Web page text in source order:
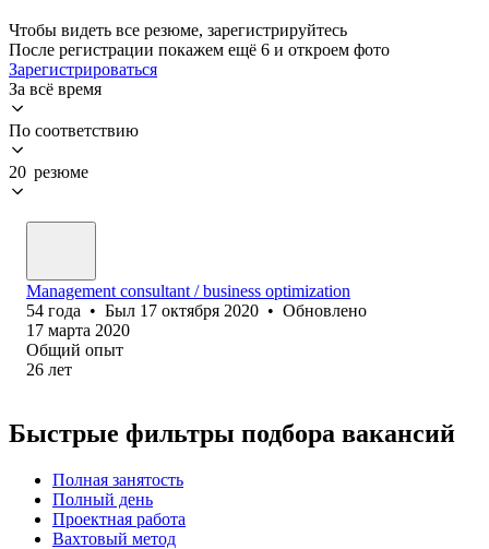
Чтобы видеть все резюме, зарегистрируйтесь
После регистрации покажем ещё 6 и откроем фото
Зарегистрироваться
За всё время
По соответствию
20 резюме
Management consultant / business optimization
54 года • Был 17 октября 2020 • Обновлено
17 марта 2020
Общий опыт
26 лет
Быстрые фильтры подбора вакансий
Полная занятость
Полный день
Проектная работа
Вахтовый метод